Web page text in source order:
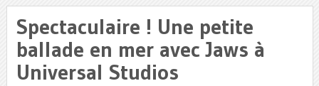
Spectaculaire ! Une petite
ballade en mer avec Jaws à
Universal Studios